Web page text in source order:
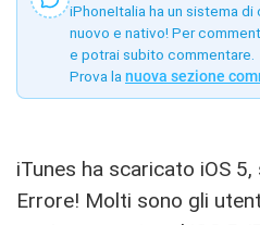
iPhoneItalia ha un sistema
nuovo e nativo! Per
e potrai subito commentare.
Prova la nuova sezione
iTunes ha scaricato iOS
Errore! Molti sono gli